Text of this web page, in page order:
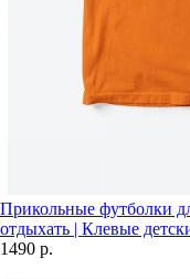
Прикольные футболки
отдыхать | Клевые
1490 р.